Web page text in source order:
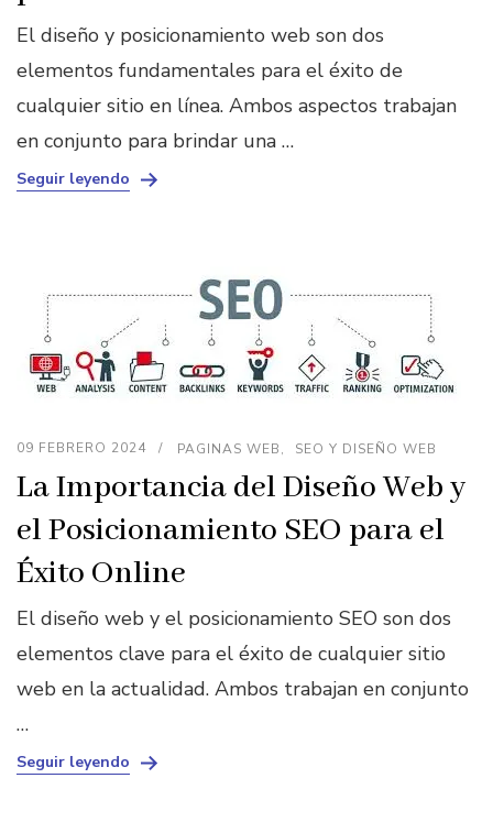
El diseño y posicionamiento web son dos
elementos fundamentales para el éxito de
cualquier sitio en línea. Ambos aspectos trabajan
en conjunto para brindar una …
Seguir leyendo
09 FEBRERO 2024 PAGINAS WEB SEO Y DISEÑO WEB
La Importancia del Diseño Web y
el Posicionamiento SEO para el
Éxito Online
El diseño web y el posicionamiento SEO son dos
elementos clave para el éxito de cualquier sitio
web en la actualidad. Ambos trabajan en conjunto
…
Seguir leyendo